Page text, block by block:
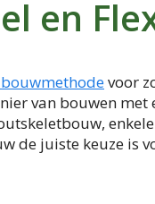
en
voor
van bouwen
de juiste keuze is